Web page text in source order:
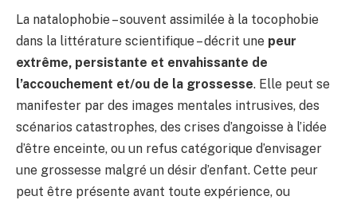
La natalophobie – souvent assimilée à la tocophobie
dans la littérature scientifique – décrit une peur
extrême, persistante et envahissante de
l’accouchement et/ou de la grossesse. Elle peut se
manifester par des images mentales intrusives, des
scénarios catastrophes, des crises d’angoisse à l’idée
d’être enceinte, ou un refus catégorique d’envisager
une grossesse malgré un désir d’enfant. Cette peur
peut être présente avant toute expérience, ou